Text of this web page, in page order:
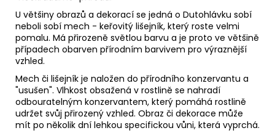
U většiny obrazů a dekorací se jedná o Dutohlávku sobí
neboli sobí mech - keřovitý lišejník, který roste velmi
pomalu. Má přirozeně světlou barvu a je proto ve většině
případech obarven přírodním barvivem pro výraznější
vzhled.
Mech či lišejník je naložen do přírodního konzervantu a
"usušen". Vlhkost obsažená v rostlině se nahradí
odbouratelným konzervantem, který pomáhá rostlině
udržet svůj přirozený vzhled. Obraz či dekorace může
mít po několik dní lehkou specifickou vůni, která vyprchá.